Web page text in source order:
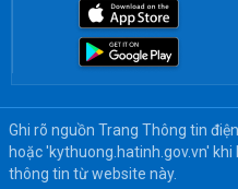
Ghi rõ nguồn Trang Thông tin
hoặc 'kythuong.hatinh.gov.vn' khi
thông tin từ website này.